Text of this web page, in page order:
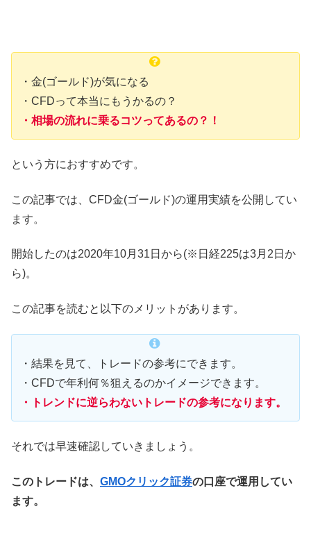
・金(ゴールド)が気になる
・CFDって本当にもうかるの？
・相場の流れに乗るコツってあるの？！
という方におすすめです。
この記事では、CFD金(ゴールド)の運用実績を公開してい
ます。
開始したのは2020年10月31日から(※日経225は3月2日か
ら)。
この記事を読むと以下のメリットがあります。
・結果を見て、トレードの参考にできます。
・CFDで年利何％狙えるのかイメージできます。
・トレンドに逆らわないトレードの参考になります。
それでは早速確認していきましょう。
このトレードは、 GMOクリック証券の口座で運用してい
ます。